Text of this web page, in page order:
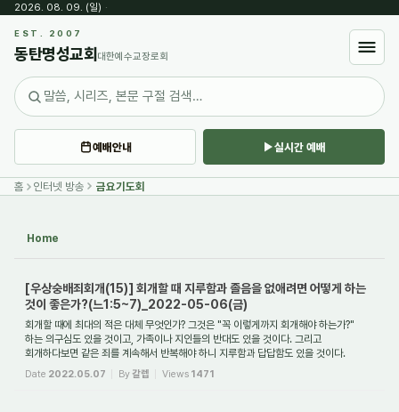
2026. 08. 09. (일) ·
EST. 2007
동탄명성교회 대한예수교장로회
예배안내 실시간 예배
홈 인터넷 방송 금요기도회
Home
[우상숭배죄회개(15)] 회개할 때 지루함과 졸음을 없애려면 어떻게 하는
것이 좋은가?(느1:5~7)_2022-05-06(금)
회개할 때에 최대의 적은 대체 무엇인가? 그것은 "꼭 이렇게까지 회개해야 하는가?"
하는 의구심도 있을 것이고, 가족이나 지인들의 반대도 있을 것이다. 그리고
회개하다보면 같은 죄를 계속해서 반복해야 하니 지루함과 답답함도 있을 것이다.
그리고 무엇보...
Date 2022.05.07 By갈렙 Views 1471
Sketchbook5, 스케치북5
Sketchbook5, 스케치북5